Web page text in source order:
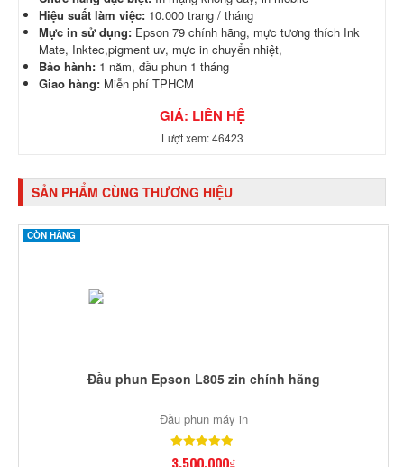
Hiệu suất làm việc: 10.000 trang / tháng
Mực in sử dụng: Epson 79 chính hãng, mực tương thích Ink
Mate, Inktec,pigment uv, mực in chuyển nhiệt,
Bảo hành: 1 năm, đầu phun 1 tháng
Giao hàng: Miễn phí TPHCM
GIÁ: LIÊN HỆ
Lượt xem: 46423
SẢN PHẨM CÙNG THƯƠNG HIỆU
CÒN HÀNG
Đầu phun Epson L805 zin chính hãng
Đầu phun máy in
3,500,000₫